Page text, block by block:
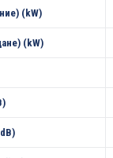
(kW)
(kW)